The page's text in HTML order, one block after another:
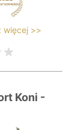
więcej >>
Koni -